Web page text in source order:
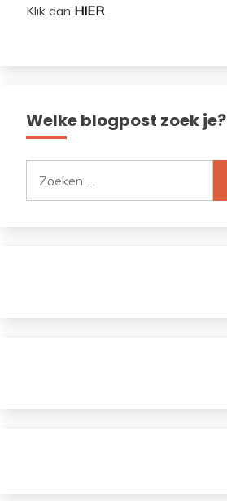
Klik dan HIER
Welke blogpost zoek je?
naar: